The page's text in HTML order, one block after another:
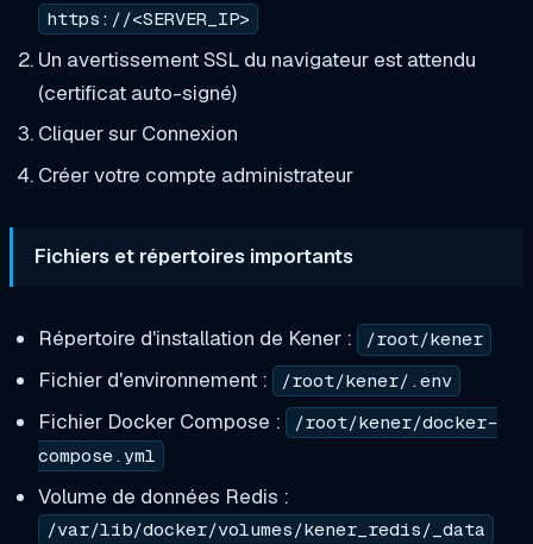
https://<SERVER_IP>
Un avertissement SSL du navigateur est attendu
(certificat auto-signé)
Cliquer sur Connexion
Créer votre compte administrateur
Fichiers et répertoires importants
Répertoire d'installation de Kener : /root/kener
Fichier d'environnement : /root/kener/.env
Fichier Docker Compose :
/root/kener/docker-
compose.yml
Volume de données Redis :
/var/lib/docker/volumes/kener_redis/_data